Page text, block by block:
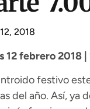
2018
12 febrero 2018
festivo
del año. Así, ya